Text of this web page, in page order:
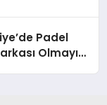
Padel
Olmayı